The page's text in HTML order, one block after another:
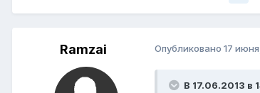
Ramzai Опубликовано 17
В 17.06.2013 в